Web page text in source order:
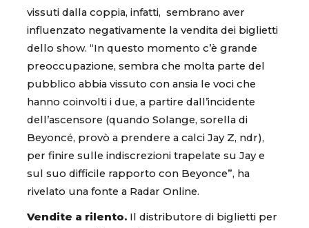
vissuti dalla coppia, infatti, sembrano aver
influenzato negativamente la vendita dei biglietti
dello show. “In questo momento c’è grande
preoccupazione, sembra che molta parte del
pubblico abbia vissuto con ansia le voci che
hanno coinvolti i due, a partire dall’incidente
dell’ascensore (quando Solange, sorella di
Beyoncé, provò a prendere a calci Jay Z, ndr),
per finire sulle indiscrezioni trapelate su Jay e
sul suo difficile rapporto con Beyonce”, ha
rivelato una fonte a Radar Online.
Vendite a rilento. Il distributore di biglietti per